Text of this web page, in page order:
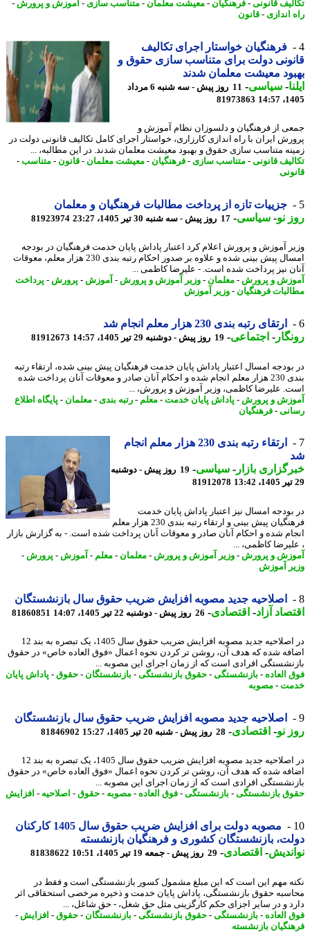
قانونی-فرهنگیان-معیشت معلمان-متناسب سازی- آموزش و پرورش-
اندازی- قانون
فرهنگیان خواستار اجرای تکالیف
دولت برای متناسب سازی حقوق و
معیشت معلمان شدند
-سیاسی-
11 روز پیش - سه شنبه 6 مرداد
81973863
از فرهنگیان و دلسوزان نظام آموزش و
ایران با راه اندازی کارزاری، خواستار اجرای کامل تکالیف قانونی دولت در
متناسب سازی حقوق و بهبود معیشت معلمان شدند. در این مطالبه، ...
قانونی-متناسب سازی- فرهنگیان-معیشت معلمان-قانون-متناسب-
جزییات تازه از پرداخت مطالبات فرهنگیان و معلمان
نو- سیاسی-17 روز پیش - سه شنبه 30 تیر 1405، 23:27 81923974
آموزش و پرورش اعلام کرد اعتبار پاداش پایان خدمت فرهنگیان در بودجه
امسال پیش بینی شده و علاوه بر صدور احکام رتبه بندی 230 هزار معلم، معوقات
نیز پرداخت شده است. - علیرضا کاظمی ...
و پرورش-معلمان-وزیر آموزش و پرورش-آموزش-پرورش-پرداخت
فرهنگیان-وزیر آموزش
ارتقای رتبه بندی 230 هزار معلم انجام شد
-اجتماعی-19 روز پیش - دوشنبه 29 تیر 1405، 14:57 81912673
امسال اعتبار پاداش پایان خدمت فرهنگیان پیش بینی شده، ارتقاء رتبه
بندی 230 هزار معلم انجام شده و احکام آنان صادر و معوقات آنان پرداخت شده
علیرضا کاظمی، وزیر آموزش و پرورش، ...
و پرورش-پاداش پایان خدمت-معلم-رتبه بندی -معلمان-پایگاه اطلاع
-فرهنگیان
ارتقاء رتبه بندی 230 هزار معلم انجام
بازار- سیاسی-
19 روز پیش - دوشنبه
81912078
امسال نیز اعتبار پاداش پایان خدمت
فرهنگیان پیش بینی و ارتقاء رتبه بندی 230 هزار معلم
شده و احکام آنان صادر و معوقات آنان پرداخت شده است. - به گزارش بازار
کاظمی، ...
و پرورش-وزیر آموزش و پرورش-معلمان-معلم-آموزش-پرورش-
آموزش
اصلاحیه جدید مصوبه افزایش ضریب حقوق سال بازنشستگان
آزاد - اقتصادی-26 روز پیش - دوشنبه 22 تیر 1405، 14:07 81860851
در اصلاحیه جدید مصوبه افزایش ضریب حقوق سال 1405، یک تبصره به بند 12
شده که هدف آن، روشن تر کردن نحوه اعمال «فوق العاده خاص» در حقوق
افرادی است که از زمان اجرای این مصوبه ...
العاده-بازنشستگی-حقوق بازنشستگی-بازنشستگان-حقوق-پاداش پایان
-مصوبه
اصلاحیه جدید مصوبه افزایش ضریب حقوق سال بازنشستگان
نو- اقتصادی-28 روز پیش - شنبه 20 تیر 1405، 15:27 81846902
در اصلاحیه جدید مصوبه افزایش ضریب حقوق سال 1405، یک تبصره به بند 12
شده که هدف آن، روشن تر کردن نحوه اعمال «فوق العاده خاص» در حقوق
افرادی است که از زمان اجرای این مصوبه ...
بازنشستگی-بازنشستگی-فوق العاده-مصوبه-حقوق-اصلاحیه-افزایش
مصوبه دولت برای افزایش ضریب حقوق سال 1405 کارکنان
بازنشستگان کشوری و فرهنگیان بازنشسته
-اقتصادی-29 روز پیش - جمعه 19 تیر 1405، 10:51 81838622
مهم این است که این مبلغ مشمول کسور بازنشستگی است و فقط در
حقوق بازنشستگی، پاداش پایان خدمت و ذخیره مرخصی استحقاقی اثر
و در سایر اجزای حکم کارگزینی مثل حق شغل، - حق شاغل، ...
العاده-بازنشستگی-حقوق بازنشستگی-بازنشستگان-حقوق-افزایش
-
بازنشسته